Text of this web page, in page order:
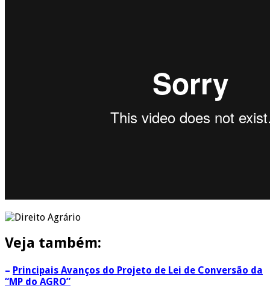
Veja também:
– Principais Avanços do Projeto de Lei de Conversão da
“MP do AGRO”